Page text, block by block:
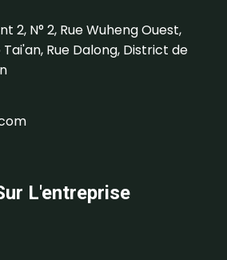
2, N° 2, Rue Wuheng Ouest,
Rue Dalong, District de
L'entreprise